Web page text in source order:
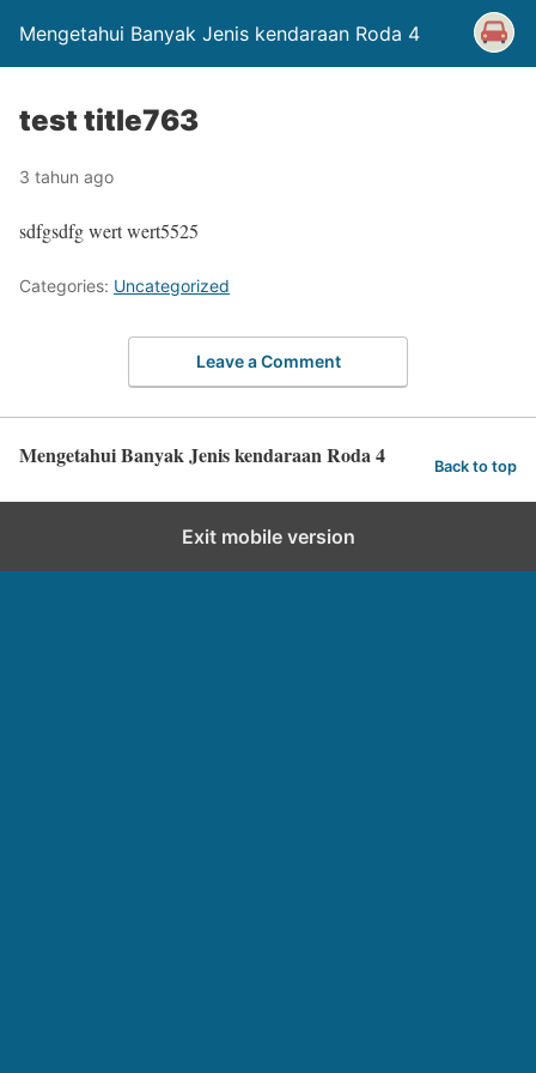
Mengetahui Banyak Jenis kendaraan Roda 4
test title763
3 tahun ago
sdfgsdfg wert wert5525
Categories: Uncategorized
Leave a Comment
Mengetahui Banyak Jenis kendaraan Roda 4 Back to top
Exit mobile version